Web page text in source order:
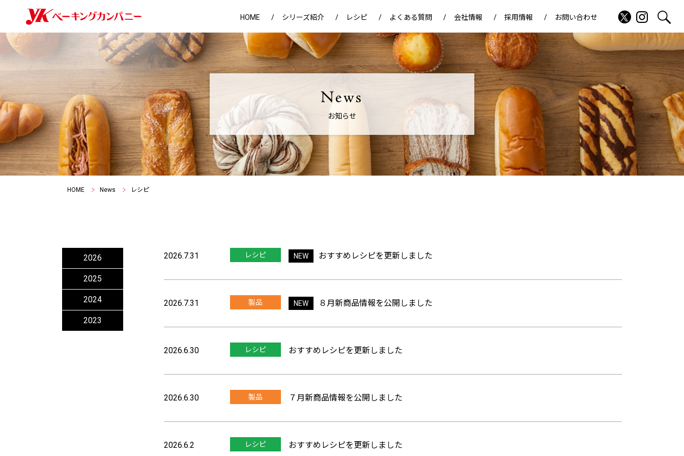
HOME シリーズ紹介 レシピ よくある質問 会社情報 採用情報 お問い合わせ
お知らせ
HOME News レシピ
2026
2025
2024
2023
2026.7.31 レシピ NEW おすすめレシピを更新しました
2026.7.31 製品 NEW ８月新商品情報を公開しました
2026.6.30 レシピ おすすめレシピを更新しました
2026.6.30 製品 ７月新商品情報を公開しました
2026.6.2 レシピ おすすめレシピを更新しました